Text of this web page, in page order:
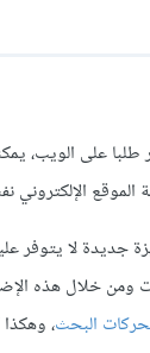
الإلكتروني
جديدة لا يتوفر
ومن خلال هذه
البحث،